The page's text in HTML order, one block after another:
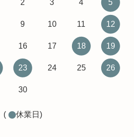
2 3 4 5
9 10 11 12
16 17 18 19
23 24 25 26
30
( 休業日)